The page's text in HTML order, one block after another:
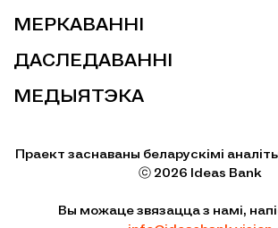
МЕРКАВАННІ
ДАСЛЕДАВАННІ
МЕДЫЯТЭКА
Праект заснаваны беларускімі
ⓒ 2026 Ideas Bank
Вы можаце звязацца з намі,